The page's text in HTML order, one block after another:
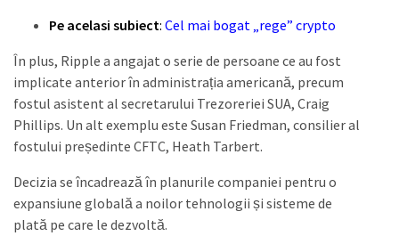
Pe acelasi subiect: Cel mai bogat „rege” crypto
În plus, Ripple a angajat o serie de persoane ce au fost
implicate anterior în administrația americană, precum
fostul asistent al secretarului Trezoreriei SUA, Craig
Phillips. Un alt exemplu este Susan Friedman, consilier al
fostului președinte CFTC, Heath Tarbert.
Decizia se încadrează în planurile companiei pentru o
expansiune globală a noilor tehnologii și sisteme de
plată pe care le dezvoltă.